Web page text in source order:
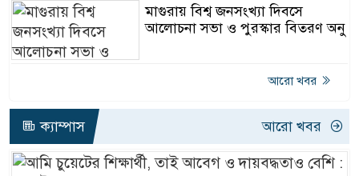
মাগুরায় বিশ্ব জনসংখ্যা দিবসে
আলোচনা সভা ও পুরস্কার বিতরণ অনু
আরো খবর
ক্যাম্পাস আরো খবর